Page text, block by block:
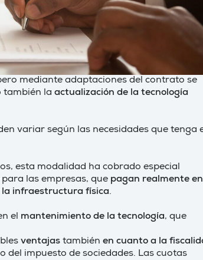
mediante adaptaciones del contrato se
también la actualización de la tecnología
variar según las necesidades que tenga
esta modalidad ha cobrado especial
para las empresas, que pagan realmente en
la infraestructura física.
el mantenimiento de la tecnología, que
ventajas también en cuanto a la
del impuesto de sociedades. Las cuotas